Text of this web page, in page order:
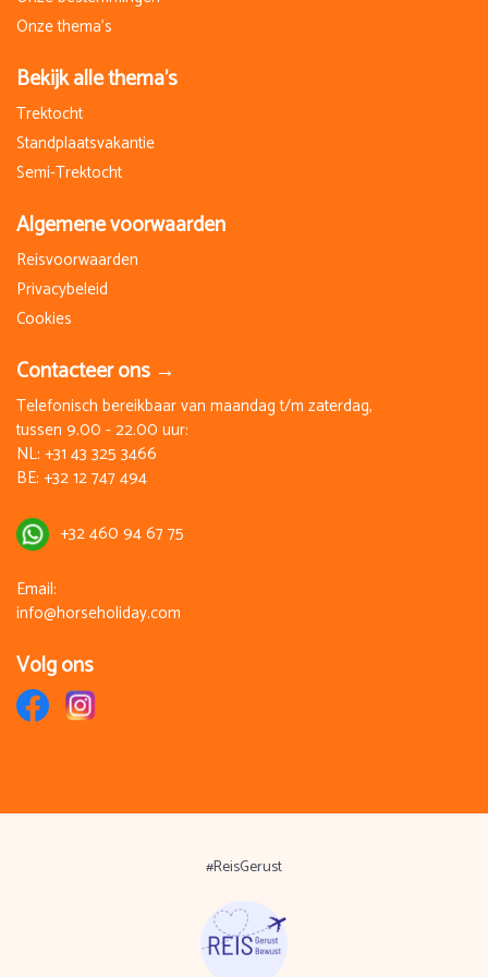
Tijd voor het afscheid: Verzameltransfer van het hotel naar
Afhankelijk van de weersomstandigheden en de ervaring van
de ruiters wordt er tijdens de tocht gemiddeld 40% gestapt,
30% gedraafd en 30% gegaloppeerd.
Onze thema's
Bekijk alle thema's
Trektocht
Standplaatsvakantie
Semi-Trektocht
Algemene voorwaarden
Reisvoorwaarden
Privacybeleid
Cookies
Contacteer ons →
Telefonisch bereikbaar van maandag t/m zaterdag,
tussen 9.00 - 22.00 uur:
NL: +31 43 325 3466
BE: +32 12 747 494
+32 460 94 67 75
Email:
info@horseholiday.com
Volg ons
#ReisGerust